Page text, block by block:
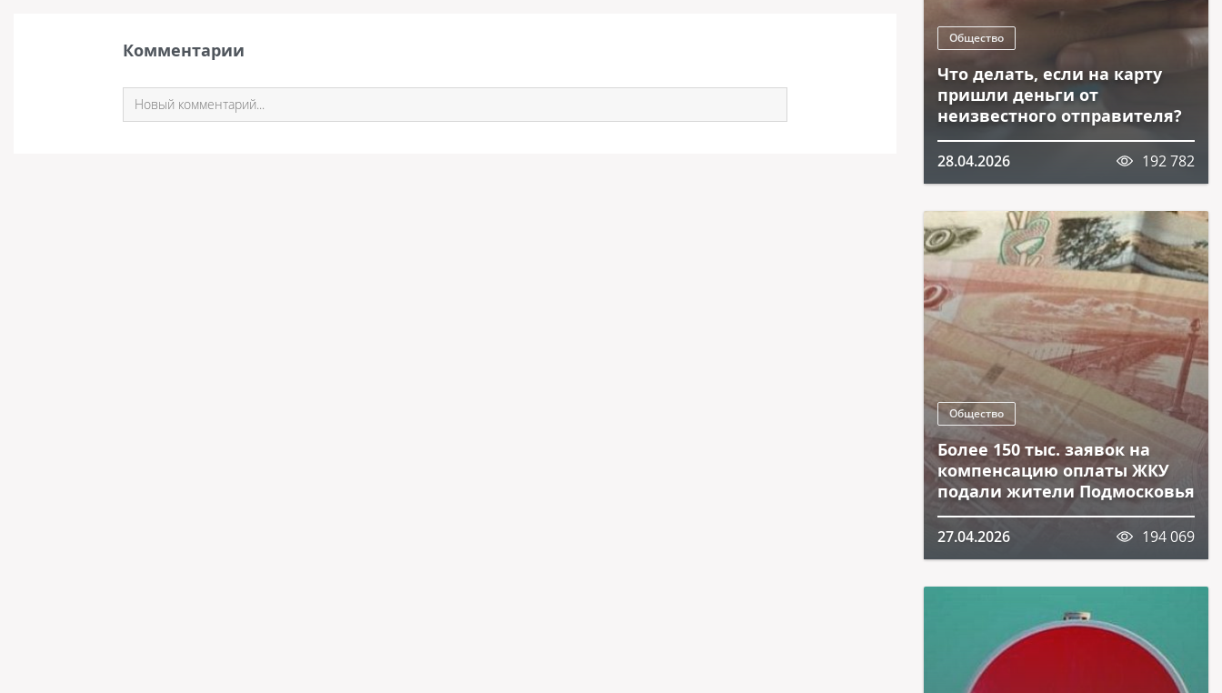
Комментарии
Общество
Что делать, если на карту
пришли деньги от
неизвестного отправителя?
28.04.2026 192 782
Общество
Более 150 тыс. заявок на
компенсацию оплаты ЖКУ
подали жители Подмосковья
27.04.2026 194 069